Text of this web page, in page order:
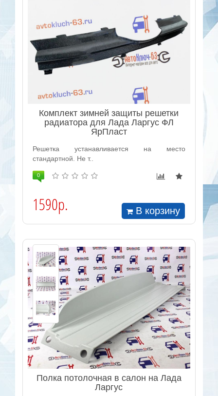
Комплект зимней защиты решетки
радиатора для Лада Ларгус ФЛ
ЯрПласт
Решетка устанавливается на место
стандартной. Не т..
0
1590р. В корзину
Полка потолочная в салон на Лада
Ларгус